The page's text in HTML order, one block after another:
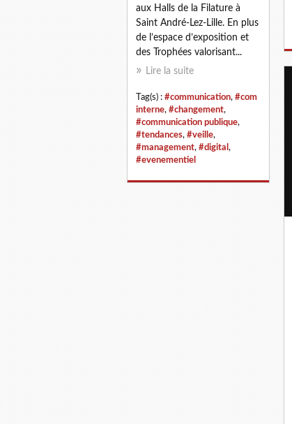
aux Halls de la Filature à
Saint André-Lez-Lille. En plus
de l’espace d’exposition et
des Trophées valorisant...
Lire la suite
Tag(s) : #communication, #com
interne, #changement,
#communication publique,
#tendances, #veille,
#management, #digital ,
#evenementiel